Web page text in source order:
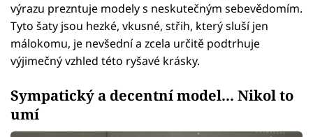
výrazu prezntuje modely s neskutečným sebevědomím.
Tyto šaty jsou hezké, vkusné, střih, který sluší jen
málokomu, je nevšední a zcela určitě podtrhuje
výjimečný vzhled této ryšavé krásky.
Sympatický a decentní model... Nikol to
umí